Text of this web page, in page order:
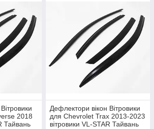
2018
Тайвань
Дефлектори вікон Вітровики
для Chevrolet Trax 2013-2023
вітровики VL-STAR Тайвань